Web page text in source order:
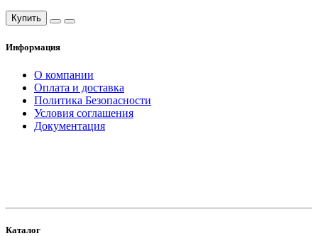
Купить
Информация
О компании
Оплата и доставка
Политика Безопасности
Условия соглашения
Документация
Каталог